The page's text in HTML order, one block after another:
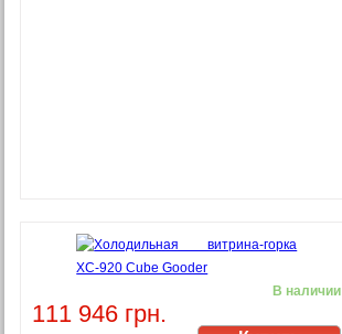
111 946 грн.
В наличии